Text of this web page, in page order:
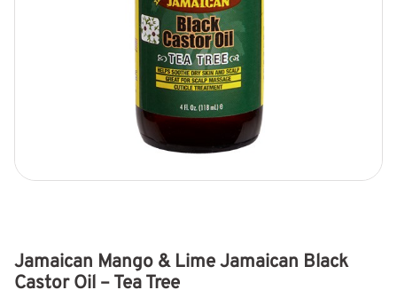
Jamaican Mango & Lime Jamaican Black
Castor Oil – Tea Tree